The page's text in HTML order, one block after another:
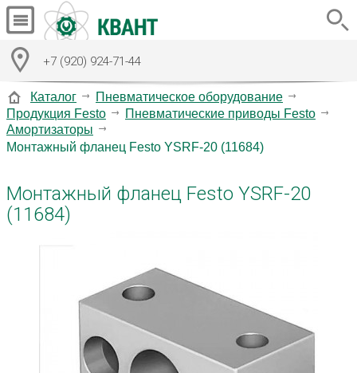
+7 (920) 924-71-44
Каталог
Пневматическое оборудование
Продукция Festo
Пневматические приводы Festo
Амортизаторы
Монтажный фланец Festo YSRF-20 (11684)
Монтажный фланец Festo YSRF-20
(11684)